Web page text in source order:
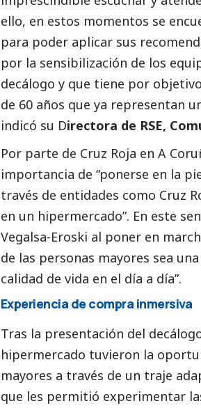
ello, en estos momentos se
para poder aplicar sus
por la sensibilización de los
decálogo y que tiene por
de 60 años que ya representan
indicó su Directora de RSE,
Por parte de Cruz Roja en A
importancia de “ponerse en la
través de entidades como Cruz
en un hipermercado”. En este
Vegalsa-Eroski al poner en
de las personas mayores sea
calidad de vida en el día a día”.
Experiencia de compra inmersiva
Tras la presentación del
hipermercado tuvieron la
mayores a través de un traje
que les permitió experimentar